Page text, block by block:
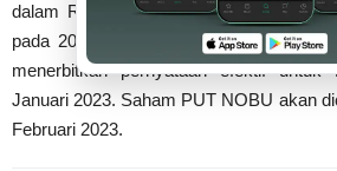
dalam Rapat Umum Pemegang Saham
pada 20 Desember 2022.Otoritas Jasa
menerbitkan pernyataan efektif
Januari 2023. Saham PUT NOBU akan
Februari 2023.